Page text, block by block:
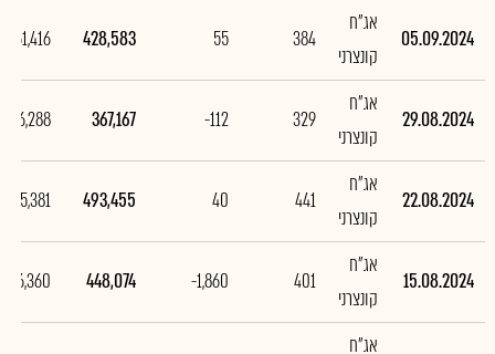
05.09.2024
אג"ח
קונצרני
384
55
428,583
61,416
29.08.2024
אג"ח
קונצרני
329
-112
367,167
-126,288
22.08.2024
אג"ח
קונצרני
441
40
493,455
45,381
15.08.2024
אג"ח
קונצרני
401
-1,860
448,074
אג"ח